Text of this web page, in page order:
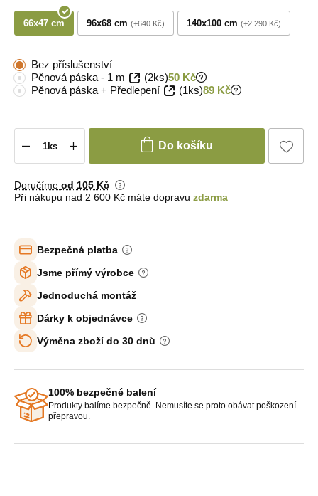
66x47 cm 96x68 cm +640 Kč 140x100 cm +2 290 Kč
Bez příslušenství
Pěnová páska - 1 m
(2ks)50 Kč
Pěnová páska + Předlepení
(1ks)89 Kč
Do košíku
Doručíme od 105 Kč
Při nákupu nad 2 600 Kč máte dopravu zdarma
Bezpečná platba
Jsme přímý výrobce
Jednoduchá montáž
Dárky k objednávce
Výměna zboží do 30 dnů
100% bezpečné balení
Produkty balíme bezpečně. Nemusíte se proto obávat poškození
přepravou.